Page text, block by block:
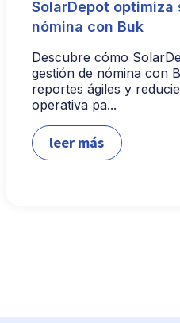
SolarDepot optimiza
nómina con Buk
Descubre cómo
gestión de nómina con
reportes ágiles y
operativa pa...
leer más